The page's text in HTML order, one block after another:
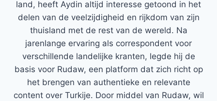
land, heeft Aydin altijd interesse getoond in het
delen van de veelzijdigheid en rijkdom van zijn
thuisland met de rest van de wereld. Na
jarenlange ervaring als correspondent voor
verschillende landelijke kranten, legde hij de
basis voor Rudaw, een platform dat zich richt op
het brengen van authentieke en relevante
content over Turkije. Door middel van Rudaw, wil